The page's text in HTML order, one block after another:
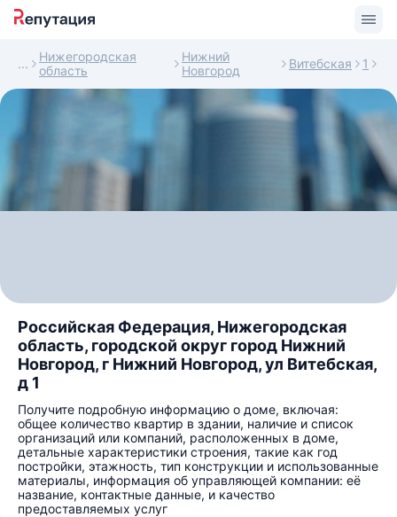
Нижегородская
область
Нижний
Новгород
Витебская 1
Российская Федерация, Нижегородская
область, городской округ город Нижний
Новгород, г Нижний Новгород, ул Витебская,
д 1
Получите подробную информацию о доме, включая:
общее количество квартир в здании, наличие и список
организаций или компаний, расположенных в доме,
детальные характеристики строения, такие как год
постройки, этажность, тип конструкции и использованные
материалы, информация об управляющей компании: её
название, контактные данные, и качество
предоставляемых услуг